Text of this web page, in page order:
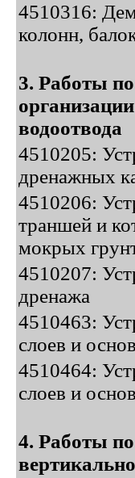
4510316:
колонн,
3. Работы
водоотвода
4510205:
дренажных
4510206:
траншей и
мокрых
4510207:
дренажа
4510463:
слоев и
4510464:
слоев и
4. Работы